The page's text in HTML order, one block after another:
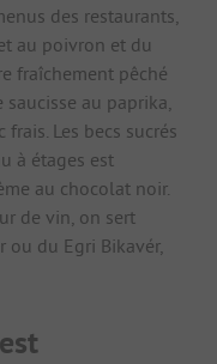
des restaurants,
au poivron et du
fraîchement pêché
au paprika,
Les becs sucrés
à étages est
au chocolat noir.
de vin, on sert
ou du Egri Bikavér,